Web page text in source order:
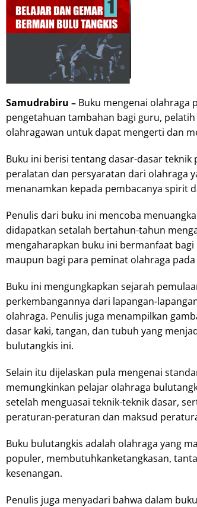
Samudrabiru – Buku mengenai olahraga
pengetahuan tambahan bagi guru,
olahragawan untuk dapat mengerti dan
Buku ini berisi tentang dasar-dasar
peralatan dan persyaratan dari olahraga
menanamkan kepada pembacanya spirit
Penulis dari buku ini mencoba
didapatkan setalah bertahun-tahun
mengaharapkan buku ini bermanfaat
maupun bagi para peminat olahraga
Buku ini mengungkapkan sejarah
perkembangannya dari lapangan-
olahraga. Penulis juga menampilkan
dasar kaki, tangan, dan tubuh yang
bulutangkis ini.
Selain itu dijelaskan pula mengenai
memungkinkan pelajar olahraga
setelah menguasai teknik-teknik dasar,
peraturan-peraturan dan maksud
Buku bulutangkis adalah olahraga yang
populer, membutuhkanketangkasan,
kesenangan.
Penulis juga menyadari bahwa dalam